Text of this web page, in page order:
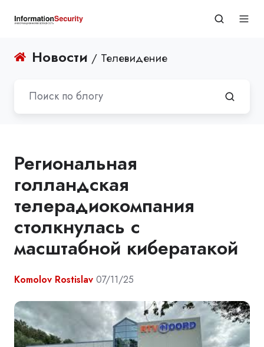
Новости / Телевидение
Региональная
голландская
телерадиокомпания
столкнулась с
масштабной кибератакой
Komolov Rostislav 07/11/25